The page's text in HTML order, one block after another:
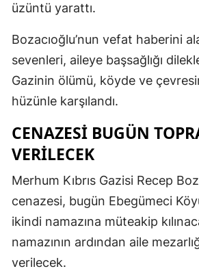
üzüntü yarattı.
Bozacıoğlu’nun vefat haberini
sevenleri, aileye başsağlığı
Gazinin ölümü, köyde ve
hüzünle karşılandı.
CENAZESİ BUGÜN
VERİLECEK
Merhum Kıbrıs Gazisi Recep
cenazesi, bugün Ebegümeci
ikindi namazına müteakip
namazının ardından aile
verilecek.